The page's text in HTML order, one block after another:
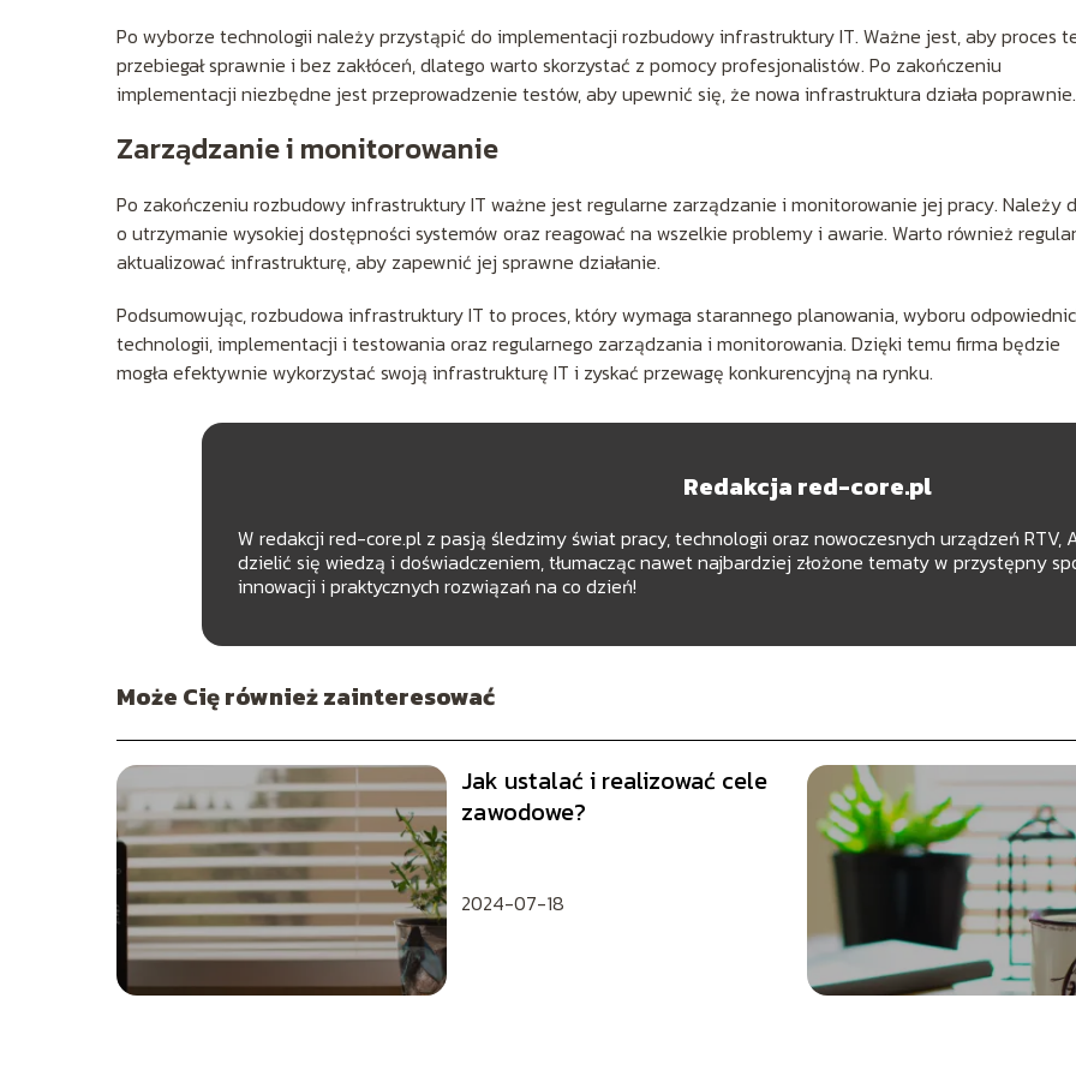
Po wyborze technologii należy przystąpić do implementacji rozbudowy infrastruktury IT. Ważne jest, aby proces
przebiegał sprawnie i bez zakłóceń, dlatego warto skorzystać z pomocy profesjonalistów. Po zakończeniu
implementacji niezbędne jest przeprowadzenie testów, aby upewnić się, że nowa infrastruktura działa poprawnie.
Zarządzanie i monitorowanie
Po zakończeniu rozbudowy infrastruktury IT ważne jest regularne zarządzanie i monitorowanie jej pracy. Należy
o utrzymanie wysokiej dostępności systemów oraz reagować na wszelkie problemy i awarie. Warto również
aktualizować infrastrukturę, aby zapewnić jej sprawne działanie.
Podsumowując, rozbudowa infrastruktury IT to proces, który wymaga starannego planowania, wyboru
technologii, implementacji i testowania oraz regularnego zarządzania i monitorowania. Dzięki temu firma będzie
mogła efektywnie wykorzystać swoją infrastrukturę IT i zyskać przewagę konkurencyjną na rynku.
Redakcja red-core.pl
W redakcji red-core.pl z pasją śledzimy świat pracy, technologii oraz nowoczesnych urządzeń RTV,
dzielić się wiedzą i doświadczeniem, tłumacząc nawet najbardziej złożone tematy w przystępny
innowacji i praktycznych rozwiązań na co dzień!
Może Cię również zainteresować
Jak ustalać i realizować cele
zawodowe?
2024-07-18